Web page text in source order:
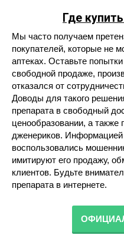
Где
Мы часто получаем
покупателей, которые не
аптеках. Оставьте
свободной продаже,
отказался от
Доводы для такого
препарата в свободный
ценообразовании, а также
дженериков.
воспользовались
имитируют его продажу,
клиентов. Будьте
препарата в интернете.